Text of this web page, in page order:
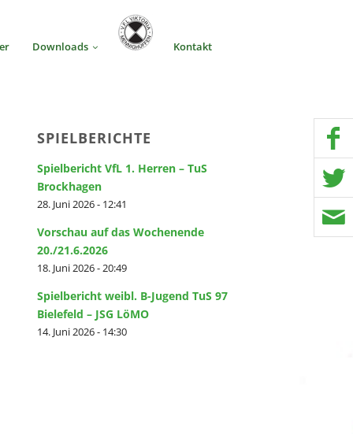
Downloads Kontakt
SPIELBERICHTE
Spielbericht VfL 1. Herren – TuS
Brockhagen
28. Juni 2026 - 12:41
Vorschau auf das Wochenende
20./21.6.2026
18. Juni 2026 - 20:49
Spielbericht weibl. B-Jugend TuS 97
Bielefeld – JSG LöMO
14. Juni 2026 - 14:30